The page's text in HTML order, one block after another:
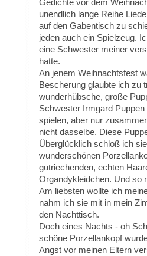
Gedichte vor dem
unendlich lange Reihe
auf den Gabentisch zu
jeden auch ein Spielzeug.
eine Schwester meiner
hatte.
An jenem Weihnachtsfest
Bescherung glaubte ich zu
wunderhübsche, große
Schwester Irmgard
spielen, aber nur
nicht dasselbe. Diese
Überglücklich schloß ich
wunderschönen
gutriechenden, echten
Organdykleidchen. Und so
Am liebsten wollte ich
nahm ich sie mit in mein
den Nachttisch.
Doch eines Nachts - oh
schöne Porzellankopf
Angst vor meinen Eltern